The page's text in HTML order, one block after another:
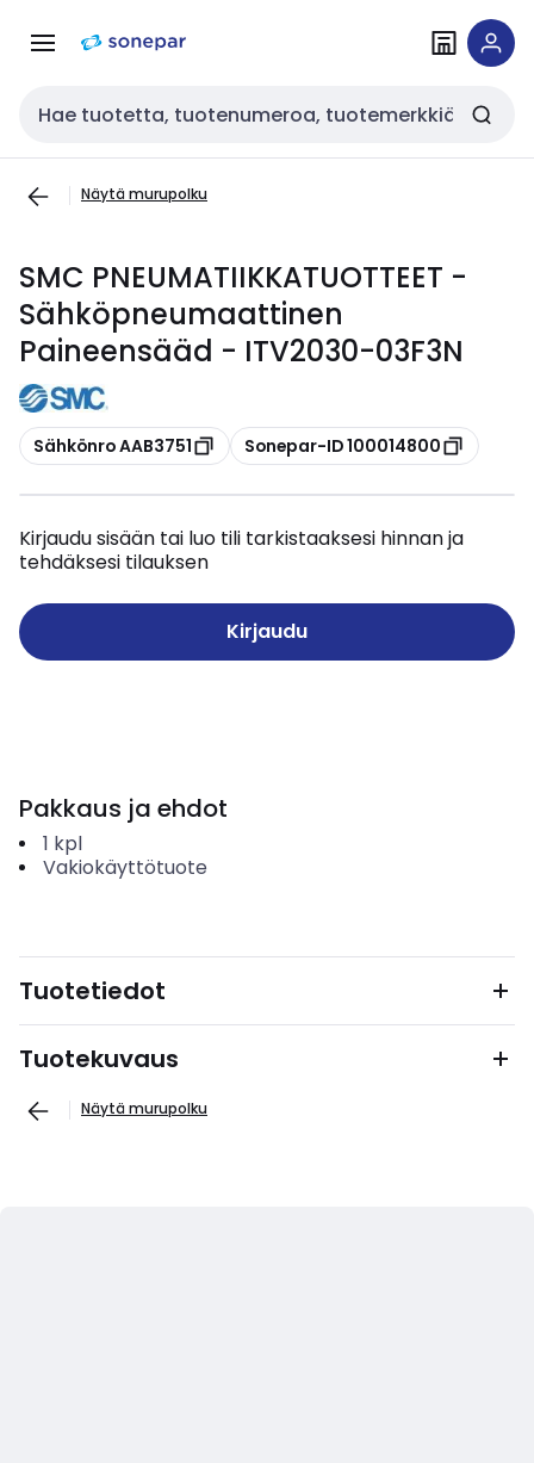
navigointiinsisältöön
Haku
Näytä murupolku
SMC PNEUMATIIKKATUOTTEET -
Sähköpneumaattinen
Paineensääd - ITV2030-03F3N
Kopioi
Sähkönro AAB3751 Kopioi
Sonepar-ID 100014800
Kirjaudu sisään tai luo tili tarkistaaksesi hinnan ja
tehdäksesi tilauksen
Kirjaudu
Pakkaus ja ehdot
1 kpl
Vakiokäyttötuote
Tuotetiedot
Tuotekuvaus
Näytä murupolku